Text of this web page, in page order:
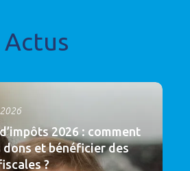
Actus
2026 : comment
dons et bénéficier des
?